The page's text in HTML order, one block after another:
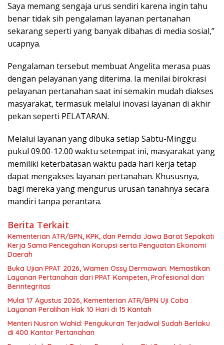
Saya memang sengaja urus sendiri karena ingin tahu
benar tidak sih pengalaman layanan pertanahan
sekarang seperti yang banyak dibahas di media sosial,”
ucapnya.
Pengalaman tersebut membuat Angelita merasa puas
dengan pelayanan yang diterima. Ia menilai birokrasi
pelayanan pertanahan saat ini semakin mudah diakses
masyarakat, termasuk melalui inovasi layanan di akhir
pekan seperti PELATARAN.
Melalui layanan yang dibuka setiap Sabtu-Minggu
pukul 09.00-12.00 waktu setempat ini, masyarakat yang
memiliki keterbatasan waktu pada hari kerja tetap
dapat mengakses layanan pertanahan. Khususnya,
bagi mereka yang mengurus urusan tanahnya secara
mandiri tanpa perantara.
Berita Terkait
Kementerian ATR/BPN, KPK, dan Pemda Jawa Barat Sepakati
Kerja Sama Pencegahan Korupsi serta Penguatan Ekonomi
Daerah
Buka Ujian PPAT 2026, Wamen Ossy Dermawan: Memastikan
Layanan Pertanahan dari PPAT Kompeten, Profesional dan
Berintegritas
Mulai 17 Agustus 2026, Kementerian ATR/BPN Uji Coba
Layanan Peralihan Hak 10 Hari di 15 Kantah
Menteri Nusron Wahid: Pengukuran Terjadwal Sudah Berlaku
di 400 Kantor Pertanahan